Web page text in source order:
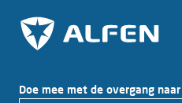
Doe mee met de overgang